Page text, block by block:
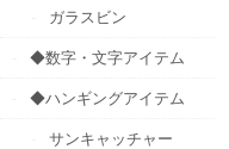
ガラスビン
◆数字・文字アイテム
◆ハンギングアイテム
サンキャッチャー